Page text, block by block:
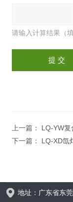
请输入计算结果（
上一篇： LQ-YW
下一篇： LQ-XD氙
地址：广东省东